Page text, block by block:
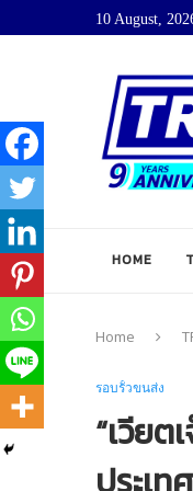
10 August,
HOME
Home
รอบรั้วขนส่ง
“เวีย